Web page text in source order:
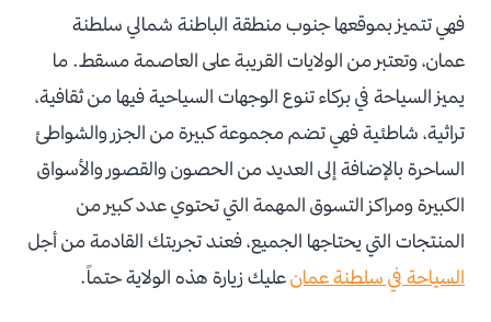
فهي تتميز بموقعها جنوب منطقة الباطنة شمالي سلطنة
عمان، وتعتبر من الولايات القريبة على العاصمة مسقط. ما
يميز السياحة في بركاء تنوع الوجهات السياحية فيها من ثقافية،
تراثية، شاطئية فهي تضم مجموعة كبيرة من الجزر والشواطئ
الساحرة بالإضافة إلى العديد من الحصون والقصور والأسواق
الكبيرة ومراكز التسوق المهمة التي تحتوي عدد كبير من
المنتجات التي يحتاجها الجميع، فعند تجربتك القادمة من أجل
السياحة في سلطنة عمانعليك زيارة هذه الولاية حتماً.